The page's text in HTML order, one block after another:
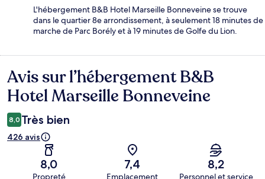
L'hébergement B&B Hotel Marseille Bonneveine se trouve
dans le quartier 8e arrondissement, à seulement 18 minutes de
marche de Parc Borély et à 19 minutes de Golfe du Lion.
Avis
Avis sur l’hébergement B&B
Hotel Marseille Bonneveine
8,0 Très bien
426 avis
8,0
Propreté
7,4
Emplacement
8,2
Personnel et service